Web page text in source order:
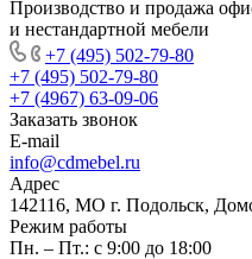
Производство и продажа
и нестандартной мебели
+7 (495) 502-79-80
+7 (495) 502-79-80
+7 (4967) 63-09-06
Заказать звонок
E-mail
info@cdmebel.ru
Адрес
142116, МО г. Подольск,
Режим работы
Пн. – Пт.: с 9:00 до 18:00